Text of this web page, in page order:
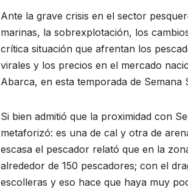
Ante la grave crisis en el sector
marinas, la sobrexplotación, los
crítica situación que afrentan los
virales y los precios en el mercado
Abarca, en esta temporada de Semana
Si bien admitió que la proximidad con
metaforizó: es una de cal y otra de
escasa el pescador relató que en la
alrededor de 150 pescadores; con el
escolleras y eso hace que haya muy